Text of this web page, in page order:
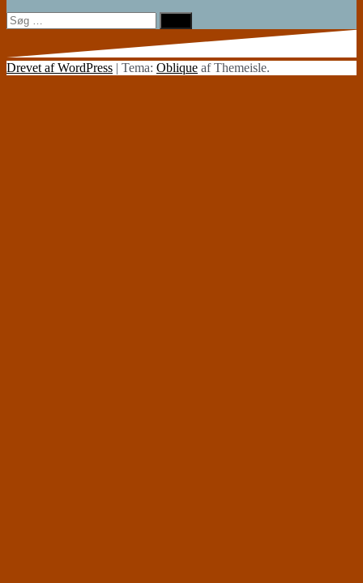
Søg
efter:
Drevet af WordPress | Tema: Oblique af Themeisle.